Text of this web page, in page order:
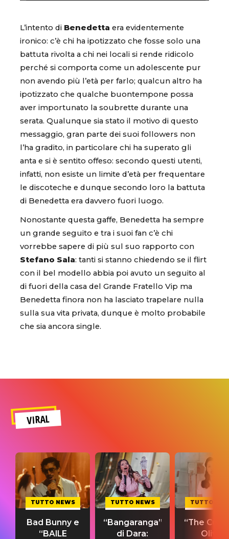
L’intento di Benedetta era evidentemente
ironico: c’è chi ha ipotizzato che fosse solo una
battuta rivolta a chi nei locali si rende ridicolo
perché si comporta come un adolescente pur
non avendo più l’età per farlo; qualcun altro ha
ipotizzato che qualche buontempone possa
aver importunato la soubrette durante una
serata. Qualunque sia stato il motivo di questo
messaggio, gran parte dei suoi followers non
l’ha gradito, in particolare chi ha superato gli
anta e si è sentito offeso: secondo questi utenti,
infatti, non esiste un limite d’età per frequentare
le discoteche e dunque secondo loro la battuta
di Benedetta era davvero fuori luogo.
Nonostante questa gaffe, Benedetta ha sempre
un grande seguito e tra i suoi fan c’è chi
vorrebbe sapere di più sul suo rapporto con
Stefano Sala: tanti si stanno chiedendo se il flirt
con il bel modello abbia poi avuto un seguito al
di fuori della casa del Grande Fratello Vip ma
Benedetta finora non ha lasciato trapelare nulla
sulla sua vita privata, dunque è molto probabile
che sia ancora single.
VIRAL
TUTTO NEWS
Bad Bunny e
“BAILE
TUTTO NEWS
“Bangaranga”
di Dara:
TUTTO
“The
Olivia